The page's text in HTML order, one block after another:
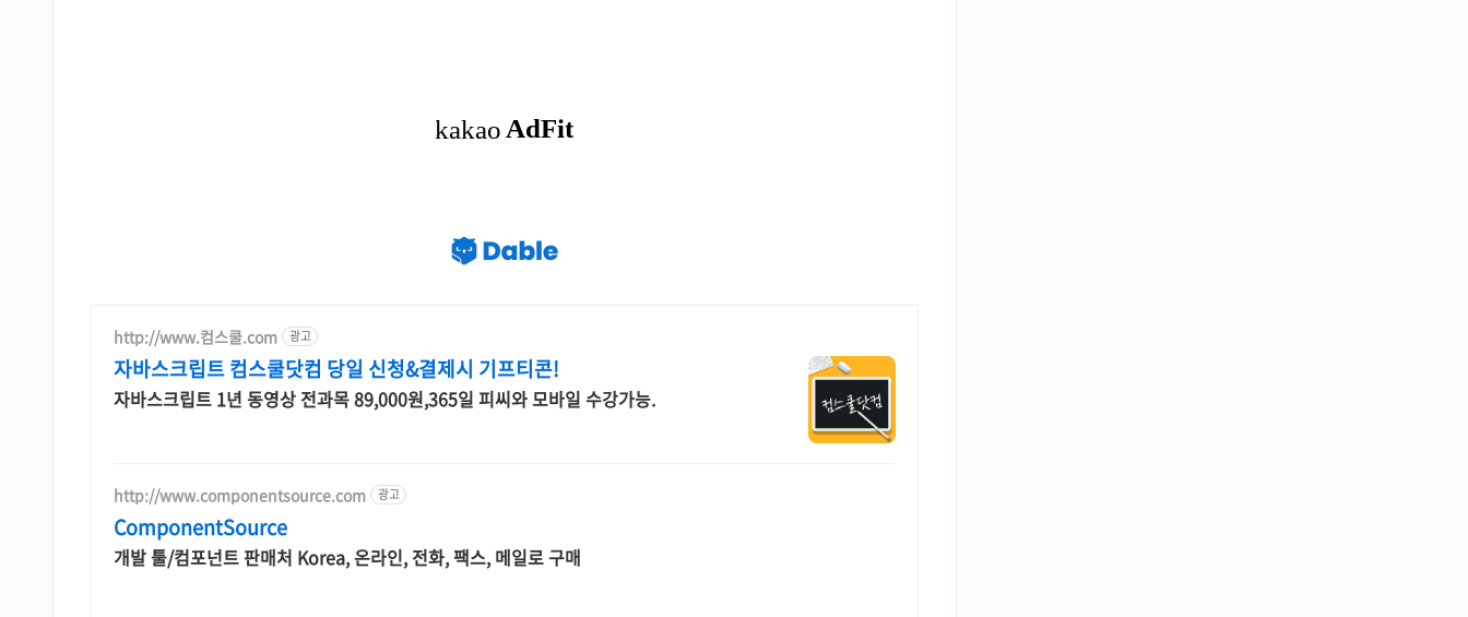
http://www.컴스쿨.com 광고
자바스크립트 컴스쿨닷컴 당일 신청&결제시 기프티콘!
자바스크립트 1년 동영상 전과목 89,000원,365일 피씨와 모바일 수강가능.
http://www.componentsource.com 광고
ComponentSource
개발 툴/컴포넌트 판매처 Korea, 온라인, 전화, 팩스, 메일로 구매